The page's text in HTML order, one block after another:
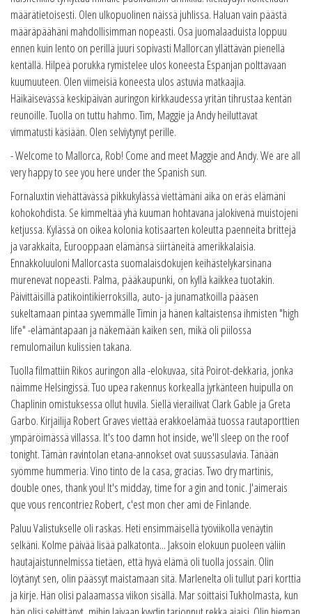
määrätietoisesti. Olen ulkopuolinen näissä juhlissa. Haluan vain päästä
määräpäähäni mahdollisimman nopeasti. Osa juomalaaduista loppuu
ennen kuin lento on perillä juuri sopivasti Mallorcan yllättävän pienellä
kentällä. Hilpeä porukka rymistelee ulos koneesta Espanjan polttavaan
kuumuuteen. Olen viimeisiä koneesta ulos astuvia matkaajia.
Häikäisevässä keskipäivän auringon kirkkaudessa yritän tihrustaa kentän
reunoille. Tuolla on tuttu hahmo. Tim, Maggie ja Andy heiluttavat
vimmatusti käsiään. Olen selviytynyt perille.
- Welcome to Mallorca, Rob! Come and meet Maggie and Andy. We are all
very happy to see you here under the Spanish sun.
Fornaluxtin viehättävässä pikkukylässä viettämäni aika on eräs elämäni
kohokohdista. Se kimmeltää yhä kuuman hohtavana jalokivenä muistojeni
ketjussa. Kylässä on oikea kolonia kotisaarten koleutta paenneita brittejä
ja varakkaita, Eurooppaan elämänsä siirtäneitä amerikkalaisia.
Ennakkoluuloni Mallorcasta suomalaisdokujen keihästelykarsinana
murenevat nopeasti. Palma, pääkaupunki, on kyllä kaikkea tuotakin.
Päivittäisillä patikointikierroksilla, auto- ja junamatkoilla pääsen
sukeltamaan pintaa syvemmälle Timin ja hänen kaltaistensa ihmisten "high
life" -elämäntapaan ja näkemään kaiken sen, mikä oli piilossa
remulomailun kulissien takana.
Tuolla filmattiin Rikos auringon alla -elokuvaa, sitä Poirot-dekkaria, jonka
näimme Helsingissä. Tuo upea rakennus korkealla jyrkänteen huipulla on
Chaplinin omistuksessa ollut huvila. Siellä vierailivat Clark Gable ja Greta
Garbo. Kirjailija Robert Graves viettää erakkoelämää tuossa rautaporttien
ympäröimässä villassa. It's too damn hot inside, we'll sleep on the roof
tonight. Tämän ravintolan etana-annokset ovat suussasulavia. Tänään
syömme hummeria. Vino tinto de la casa, gracias. Two dry martinis,
double ones, thank you! It's midday, time for a gin and tonic. J'aimerais
que vous rencontriez Robert, c'est mon cher ami de Finlande.
Paluu Valistukselle oli raskas. Heti ensimmäisellä työviikolla venäytin
selkäni. Kolme päivää lisää palkatonta... Jaksoin elokuun puoleen väliin
hautajaistunnelmissa tietäen, että hyvä elämä oli tuolla jossain. Olin
löytänyt sen, olin päässyt maistamaan sitä. Marlenelta oli tullut pari korttia
ja kirje. Hän olisi palaamassa viikon sisällä. Mar soittaisi Tukholmasta, kun